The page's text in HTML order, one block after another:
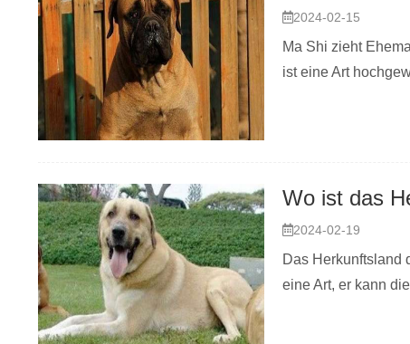
2024-02-15
Ma Shi zieht
ist eine Art
2024-02-19
Das Herkunftsland
eine Art, er kann